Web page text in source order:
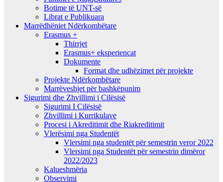
Botime të UNT-së
Librat e Publikuara
Marrëdhëniet Ndërkombëtare
Erasmus +
Thirrjet
Erasmus+ eksperiencat
Dokumente
Format dhe udhëzimet për projekte
Projekte Ndërkombëtare
Marrëveshjet për bashkëpunim
Sigurimi dhe Zhvillimi i Cilësisë
Sigurimi I Cilësisë
Zhvillimi i Kurrikulave
Procesi i Akreditimit dhe Riakreditimit
Vlerësimi nga Studentët
Vlersimi nga studentët për semestrin veror 2022
Vlersimi nga Studentët për semestrin dimëror
2022/2023
Kalueshmëria
Observimi